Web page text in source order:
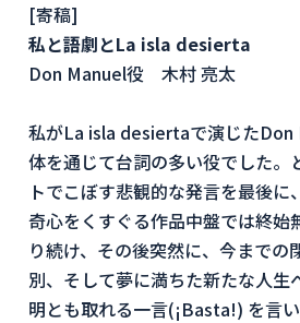
[寄稿]
私と語劇とLa isla desierta
Don Manuel役 木村 亮太
私がLa isla desiertaで演じたDon
体を通じて台詞の多い役でした。
トでこぼす悲観的な発言を最後に
奇心をくすぐる作品中盤では終始
り続け、その後突然に、今までの
別、そして夢に満ちた新たな人生
明とも取れる一言(¡Basta!) を言い